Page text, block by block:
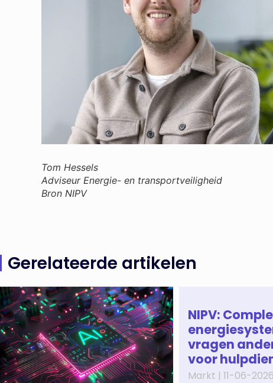
Tom Hessels
Adviseur Energie- en transportveiligheid
Bron NIPV
Gerelateerde artikelen
NIPV:
vragen
voor
Markt | 11-06-2026